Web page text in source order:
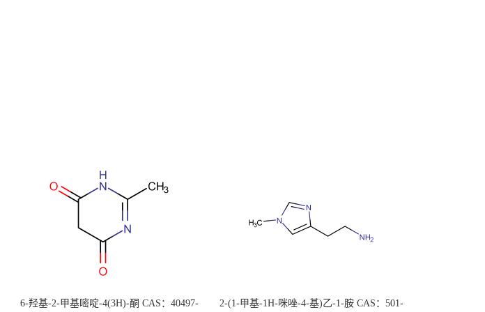
6-羟基-2-甲基嘧啶-4(3H)-酮 CAS：40497- 2-(1-甲基-1H-咪唑-4-基)乙-1-胺 CAS：501-